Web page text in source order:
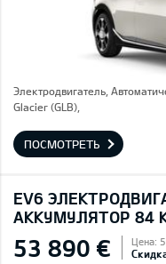
Электродвигатель,
Glacier (GLB),
ПОСМОТРЕТЬ
EV6
AККУМУЛЯТОР 84
53 890 € Цена: